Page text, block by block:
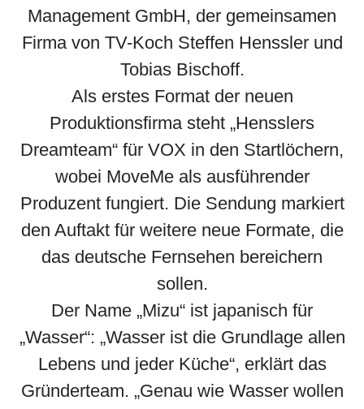
Management GmbH, der gemeinsamen
Firma von TV-Koch Steffen Henssler und
Tobias Bischoff.
Als erstes Format der neuen
Produktionsfirma steht „Hensslers
Dreamteam“ für VOX in den Startlöchern,
wobei MoveMe als ausführender
Produzent fungiert. Die Sendung markiert
den Auftakt für weitere neue Formate, die
das deutsche Fernsehen bereichern
sollen.
Der Name „Mizu“ ist japanisch für
„Wasser“: „Wasser ist die Grundlage allen
Lebens und jeder Küche“, erklärt das
Gründerteam. „Genau wie Wasser wollen